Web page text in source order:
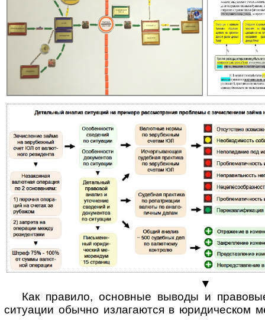
▼
Как правило, основные выводы и
ситу­ации обы­чно изла­гаю­тся в юри­дичес­ком